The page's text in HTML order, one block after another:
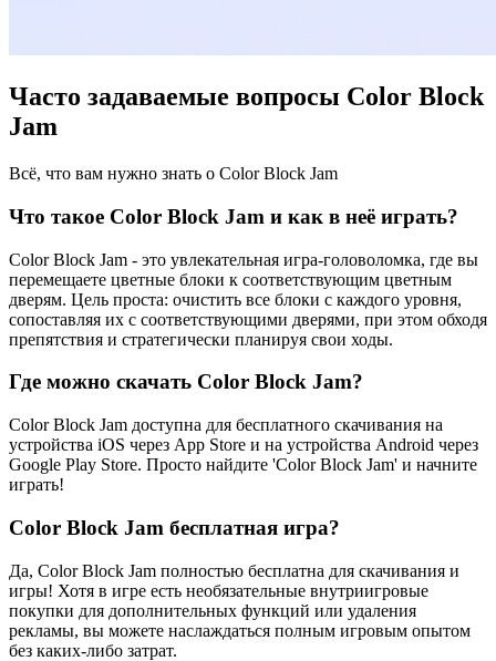
Часто задаваемые вопросы Color Block
Jam
Всё, что вам нужно знать о Color Block Jam
Что такое Color Block Jam и как в неё играть?
Color Block Jam - это увлекательная игра-головоломка, где вы
перемещаете цветные блоки к соответствующим цветным
дверям. Цель проста: очистить все блоки с каждого уровня,
сопоставляя их с соответствующими дверями, при этом обходя
препятствия и стратегически планируя свои ходы.
Где можно скачать Color Block Jam?
Color Block Jam доступна для бесплатного скачивания на
устройства iOS через App Store и на устройства Android через
Google Play Store. Просто найдите 'Color Block Jam' и начните
играть!
Color Block Jam бесплатная игра?
Да, Color Block Jam полностью бесплатна для скачивания и
игры! Хотя в игре есть необязательные внутриигровые
покупки для дополнительных функций или удаления
рекламы, вы можете наслаждаться полным игровым опытом
без каких-либо затрат.